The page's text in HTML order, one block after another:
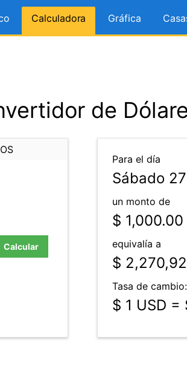
Calculadora Gráfica
de
Calcular
Para el día
Sábado
un monto de
$ 1,000.00
equivalía a
$
Tasa de cambio:
$ 1 USD =